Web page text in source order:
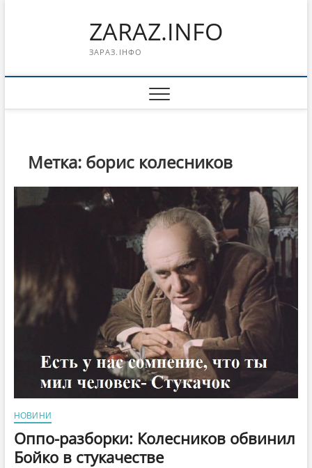
ZARAZ.INFO
ЗАРАЗ.ІНФО
Метка: борис колесников
НОВИНИ
Оппо-разборки: Колесников обвинил
Бойко в стукачестве